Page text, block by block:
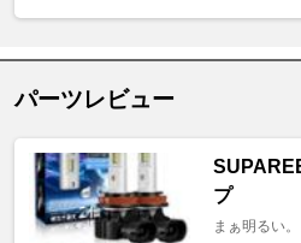
パーツレビュー
プ
まぁ明るい。